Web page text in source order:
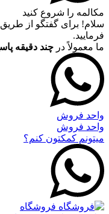
مکالمه را شروع کنید
سلام! برای گفتگو از
فرمایید.
ما معمولاً در چند دقیقه
واحد فروش
واحد فروش
میتونم کمکتون کنم؟
فروشگاه